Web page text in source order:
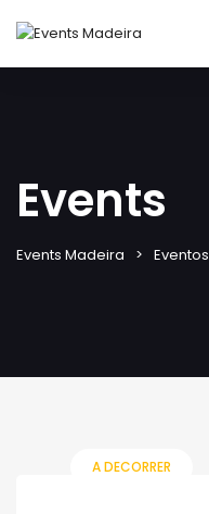
Events
Events Madeira Eventos
A DECORRER